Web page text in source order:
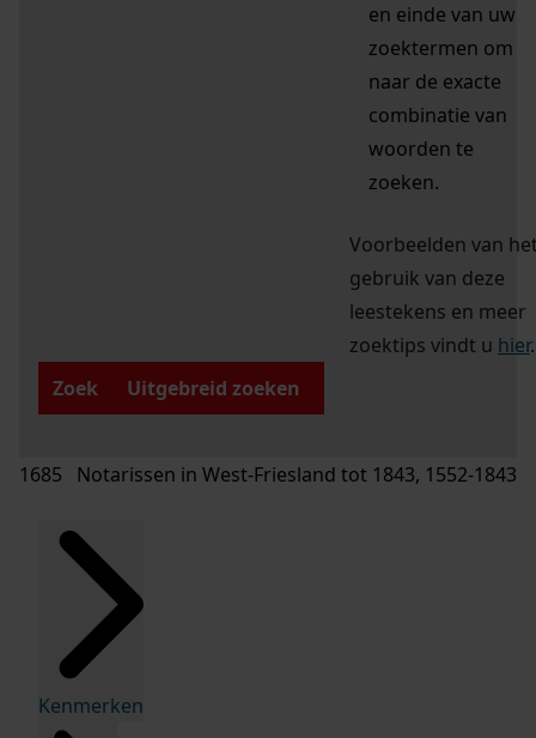
en einde van uw
zoektermen om
naar de exacte
combinatie van
woorden te
zoeken.
Voorbeelden van
gebruik van deze
leestekens en meer
zoektips vindt u hier.
Zoek
Uitgebreid zoeken
1685 Notarissen in West-Friesland tot 1843, 1552-1843
Kenmerken